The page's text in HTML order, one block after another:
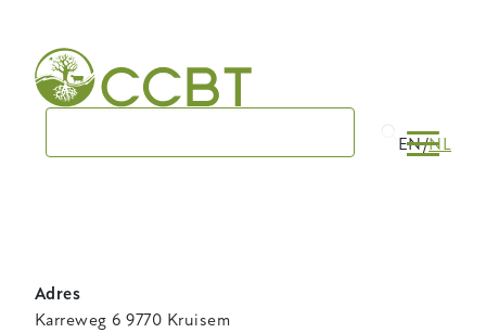
main
navigation
EN NL
Adres
Karreweg 6 9770 Kruisem